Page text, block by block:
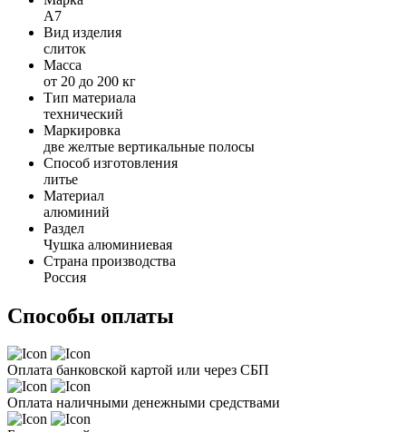
A7
Вид изделия
слиток
Масса
от 20 до 200 кг
Тип материала
технический
Маркировка
две желтые вертикальные полосы
Способ изготовления
литье
Материал
алюминий
Раздел
Чушка алюминиевая
Страна производства
Россия
Способы оплаты
Оплата банковской картой или через СБП
Оплата наличными денежными средствами